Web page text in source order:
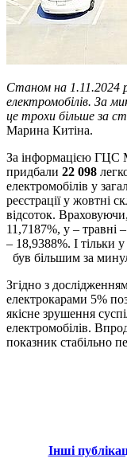
Станом на 1.11.2024
електромобілів. За
це трохи більше за
Марина Китіна.
За інформацією ГЦС
придбали 22 098
електромобілів у
реєстрації у жовтні
відсоток.
11,7187%, у – травні
– 18,9388%. І тільки
був більшим за
Згідно з
електрокарами 5%
якісне зрушення
електромобілів.
показник стабільно
Інші